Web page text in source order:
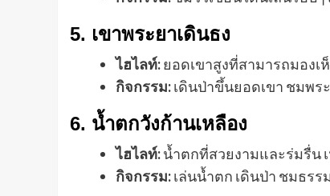
5. เขาพระยาเดินธง
ไฮไลท์:ยอดเขาสูงที่สามารถมองเ
กิจกรรม:เดินป่าขึ้นยอดเขา ชมพ
6. น้ำตกวังก้านเหลือง
ไฮไลท์:น้ำตกที่สวยงามและร่มรื่น
กิจกรรม:เล่นน้ำตก เดินป่า ชมธรร